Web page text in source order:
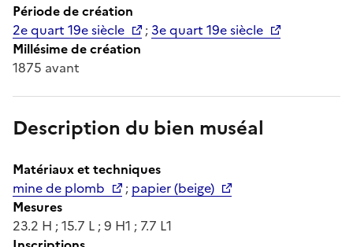
Période de création
2e quart 19e siècle
;3e quart 19e siècle
Millésime de création
1875 avant
Description du bien muséal
Matériaux et techniques
mine de plomb
; papier (beige)
Mesures
23.2 H ; 15.7 L ; 9 H1 ; 7.7 L1